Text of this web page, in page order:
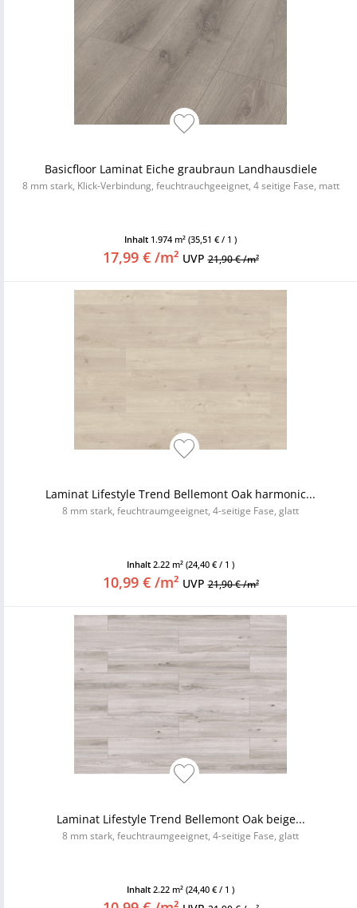
Basicfloor Laminat Eiche graubraun Landhausdiele
8 mm stark, Klick-Verbindung, feuchtrauchgeeignet, 4 seitige Fase, matt
Inhalt 1.974 m² (35,51 € / 1 )
17,99 € /m² UVP21,90 € /m²
Laminat Lifestyle Trend Bellemont Oak harmonic...
8 mm stark, feuchtraumgeeignet, 4-seitige Fase, glatt
Inhalt 2.22 m² (24,40 € / 1 )
10,99 € /m² UVP21,90 € /m²
Laminat Lifestyle Trend Bellemont Oak beige...
8 mm stark, feuchtraumgeeignet, 4-seitige Fase, glatt
Inhalt 2.22 m² (24,40 € / 1 )